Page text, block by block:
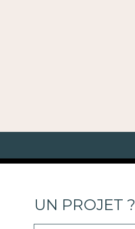
UN PROJET ?